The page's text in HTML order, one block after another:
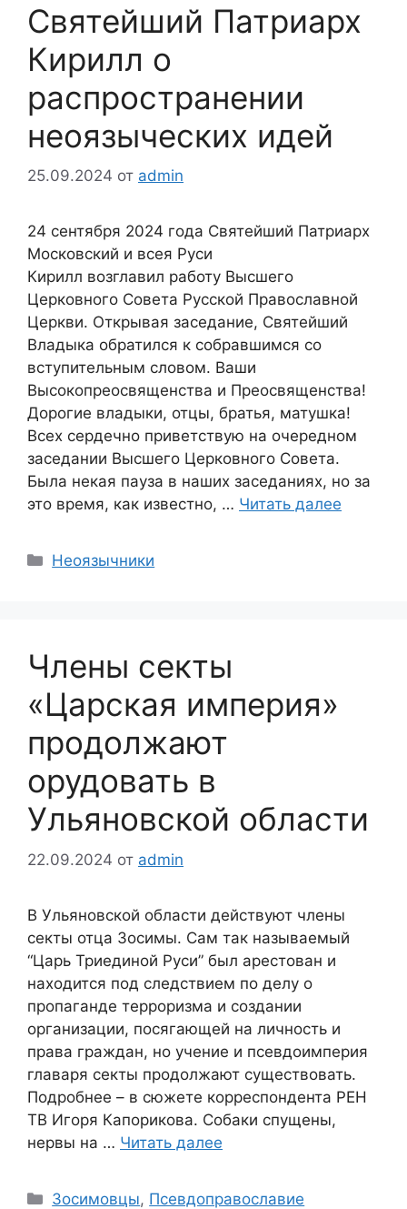
Святейший Патриарх
Кирилл о
распространении
неоязыческих идей
25.09.2024 от admin
24 сентября 2024 года Святейший Патриарх
Московский и всея Руси
Кирилл возглавил работу Высшего
Церковного Совета Русской Православной
Церкви. Открывая заседание, Святейший
Владыка обратился к собравшимся со
вступительным словом. Ваши
Высокопреосвященства и Преосвященства!
Дорогие владыки, отцы, братья, матушка!
Всех сердечно приветствую на очередном
заседании Высшего Церковного Совета.
Была некая пауза в наших заседаниях, но за
это время, как известно, … Читать далее
Рубрики
Неоязычники
Члены секты
«Царская империя»
продолжают
орудовать в
Ульяновской области
22.09.2024 от admin
В Ульяновской области действуют члены
секты отца Зосимы. Сам так называемый
“Царь Триединой Руси” был арестован и
находится под следствием по делу о
пропаганде терроризма и создании
организации, посягающей на личность и
права граждан, но учение и псевдоимперия
главаря секты продолжают существовать.
Подробнее – в сюжете корреспондента РЕН
ТВ Игоря Капорикова. Собаки спущены,
нервы на … Читать далее
Рубрики
Зосимовцы, Псевдоправославие